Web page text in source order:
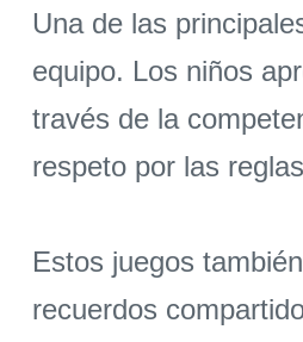
Una de las
equipo. Los niños
través de la
respeto por las
Estos juegos
recuerdos